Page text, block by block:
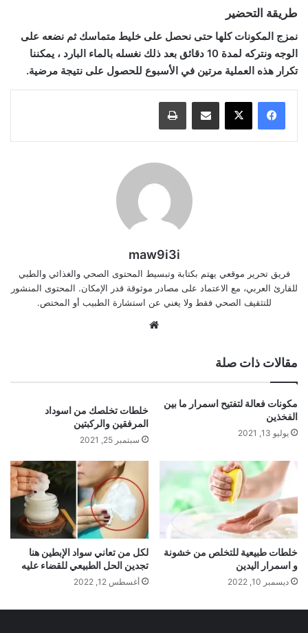
طريقة التحضير
نمزج المكونات كلها حتى نحصل على خليط متماسك ثم نضعه على
الوجه ونتركه لمدة 10 دقائق بعد ذلك نغسله بالماء البارد ، يمكننا
تكرار هذه العملية مرتين في الأسبوع للحصول على نتيجة مرضية.
مشاركة عبر البريد طباعة
maw9i3i
فريق تحرير موقعي يهتم بكتابة وتبسيط المحتوى الصحي والغذائي والطبي
للقارئ العربي، مع الاعتماد على مصادر موثوقة قدر الإمكان. المحتوى المنشور
للتثقيف الصحي فقط ولا يغني عن استشارة الطبيب أو المختص.
مقالات ذات صلة
مكونات فعالة لتفتيح اسمرار ما بين
الفخذين
يوليو 13, 2021
خلطات تخلصك من اسوداد
المرفقين والركبتين
سبتمبر 25, 2021
خلطات طبيعية للتخلص من خشونة
و اسمرار اليدين
ديسمبر 10, 2022
لكل من تعاني سواد الإبطين هنا
تجدين الحل الطبيعي للقضاء عليه
أغسطس 12, 2022